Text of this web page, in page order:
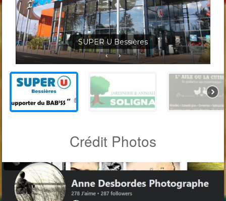
Jardineris Solignac Bessières
Crédit Photos